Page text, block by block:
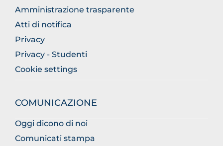
Amministrazione trasparente
Atti di notifica
Privacy
Privacy - Studenti
Cookie settings
COMUNICAZIONE
Oggi dicono di noi
Comunicati stampa